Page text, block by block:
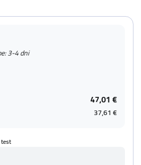
3-4 dni
47,01 €
37,61 €